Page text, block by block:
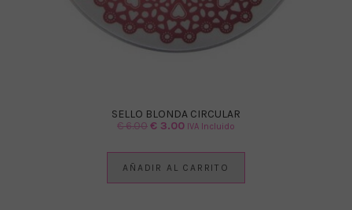
SELLO BLONDA CIRCULAR
€6.00El
€ 3.00ElIVA Incluido
AÑADIR AL CARRITO